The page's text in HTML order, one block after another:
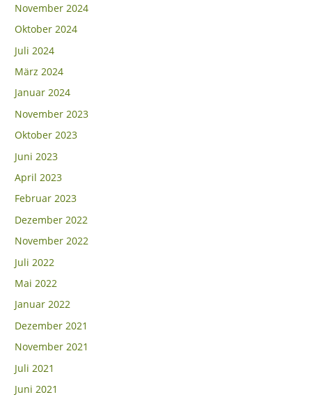
November 2024
Oktober 2024
Juli 2024
März 2024
Januar 2024
November 2023
Oktober 2023
Juni 2023
April 2023
Februar 2023
Dezember 2022
November 2022
Juli 2022
Mai 2022
Januar 2022
Dezember 2021
November 2021
Juli 2021
Juni 2021